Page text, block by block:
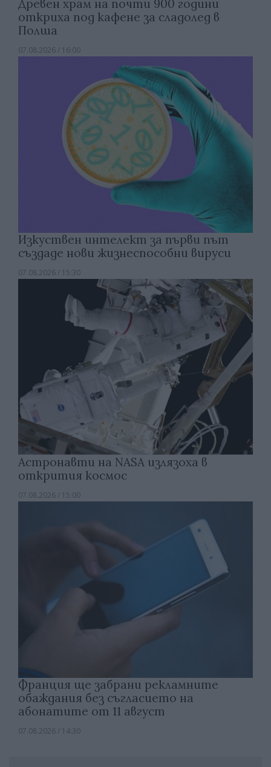
Древен храм на почти 900 години
откриха под кафене за сладолед в
Полша
07.08.2026 / 16:00
Изкуствен интелект за първи път
създаде нови жизнеспособни вируси
07.08.2026 / 15:30
Астронавти на NASA излязоха в
открития космос
07.08.2026 / 15:00
Франция ще забрани рекламните
обаждания без съгласието на
абонатите от 11 август
07.08.2026 / 14:30